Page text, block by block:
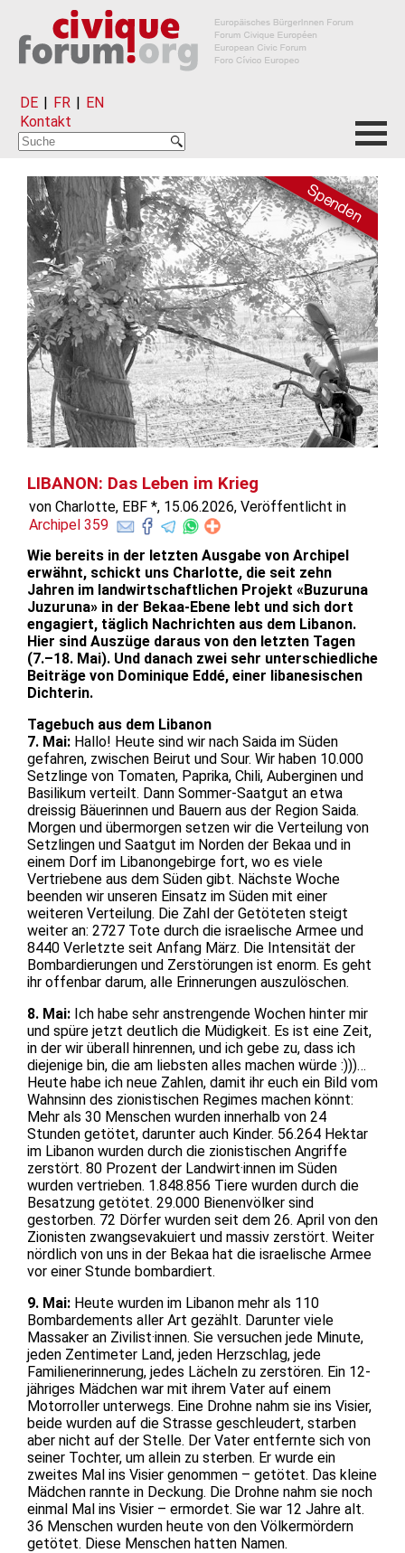
DE | FR | EN
Kontakt
LIBANON: Das Leben im Krieg
von Charlotte, EBF *, 15.06.2026, Veröffentlicht in
Archipel 359
Wie bereits in der letzten Ausgabe von Archipel
erwähnt, schickt uns Charlotte, die seit zehn
Jahren im landwirtschaftlichen Projekt «Buzuruna
Juzuruna» in der Bekaa-Ebene lebt und sich dort
engagiert, täglich Nachrichten aus dem Libanon.
Hier sind Auszüge daraus von den letzten Tagen
(7.–18. Mai). Und danach zwei sehr unterschiedliche
Beiträge von Dominique Eddé, einer libanesischen
Dichterin.
Tagebuch aus dem Libanon
7. Mai: Hallo! Heute sind wir nach Saida im Süden
gefahren, zwischen Beirut und Sour. Wir haben 10.000
Setzlinge von Tomaten, Paprika, Chili, Auberginen und
Basilikum verteilt. Dann Sommer-Saatgut an etwa
dreissig Bäuerinnen und Bauern aus der Region Saida.
Morgen und übermorgen setzen wir die Verteilung von
Setzlingen und Saatgut im Norden der Bekaa und in
einem Dorf im Libanongebirge fort, wo es viele
Vertriebene aus dem Süden gibt. Nächste Woche
beenden wir unseren Einsatz im Süden mit einer
weiteren Verteilung. Die Zahl der Getöteten steigt
weiter an: 2727 Tote durch die israelische Armee und
8440 Verletzte seit Anfang März. Die Intensität der
Bombardierungen und Zerstörungen ist enorm. Es geht
ihr offenbar darum, alle Erinnerungen auszulöschen.
8. Mai: Ich habe sehr anstrengende Wochen hinter mir
und spüre jetzt deutlich die Müdigkeit. Es ist eine Zeit,
in der wir überall hinrennen, und ich gebe zu, dass ich
diejenige bin, die am liebsten alles machen würde :)))…
Heute habe ich neue Zahlen, damit ihr euch ein Bild vom
Wahnsinn des zionistischen Regimes machen könnt:
Mehr als 30 Menschen wurden innerhalb von 24
Stunden getötet, darunter auch Kinder. 56.264 Hektar
im Libanon wurden durch die zionistischen Angriffe
zerstört. 80 Prozent der Landwirt·innen im Süden
wurden vertrieben. 1.848.856 Tiere wurden durch die
Besatzung getötet. 29.000 Bienenvölker sind
gestorben. 72 Dörfer wurden seit dem 26. April von den
Zionisten zwangsevakuiert und massiv zerstört. Weiter
nördlich von uns in der Bekaa hat die israelische Armee
vor einer Stunde bombardiert.
9. Mai: Heute wurden im Libanon mehr als 110
Bombardements aller Art gezählt. Darunter viele
Massaker an Zivilist·innen. Sie versuchen jede Minute,
jeden Zentimeter Land, jeden Herzschlag, jede
Familienerinnerung, jedes Lächeln zu zerstören. Ein 12-
jähriges Mädchen war mit ihrem Vater auf einem
Motorroller unterwegs. Eine Drohne nahm sie ins Visier,
beide wurden auf die Strasse geschleudert, starben
aber nicht auf der Stelle. Der Vater entfernte sich von
seiner Tochter, um allein zu sterben. Er wurde ein
zweites Mal ins Visier genommen – getötet. Das kleine
Mädchen rannte in Deckung. Die Drohne nahm sie noch
einmal Mal ins Visier – ermordet. Sie war 12 Jahre alt.
36 Menschen wurden heute von den Völkermördern
getötet. Diese Menschen hatten Namen.